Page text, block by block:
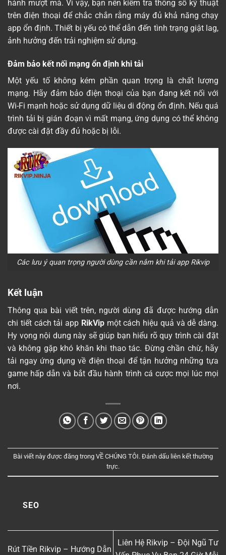
hành mượt mà. Vì vậy, bạn nên kiểm tra thông số kỹ thuật
trên điện thoại để chắc chắn rằng máy đủ khả năng chạy
app ổn định. Thiết bị yếu có thể dẫn đến tình trạng giật lag,
ảnh hưởng đến trải nghiệm sử dụng.
Đảm bảo kết nối mạng ổn định khi tải
Một yếu tố không kém phần quan trọng là chất lượng
mạng. Hãy đảm bảo điện thoại của bạn đang kết nối với
Wi-Fi mạnh hoặc sử dụng dữ liệu di động ổn định. Nếu quá
trình tải bị gián đoạn vì mất mạng, ứng dụng có thể không
được cài đặt đầy đủ hoặc bị lỗi.
Các lưu ý quan trọng người dùng cần nắm khi tải app Rikvip
Kết luận
Thông qua bài viết trên, người dùng đã được hướng dẫn
chi tiết cách tải app RikVip một cách hiệu quả và dễ dàng.
Hy vọng nội dung này sẽ giúp bạn hiểu rõ quy trình cài đặt
và không gặp khó khăn khi thao tác. Đừng chần chừ, hãy
tải ngay ứng dụng về điện thoại để tận hưởng những tựa
game hấp dẫn và bắt đầu hành trình cá cược mọi lúc mọi
nơi.
Bài viết này được đăng trong VỀ CHÚNG TÔI. Đánh dấu liên kết thường
trực.
SEO
Rút Tiền Rikvip – Hướng Dẫn
Liên Hệ Rikvip – Đội Ngũ Tư